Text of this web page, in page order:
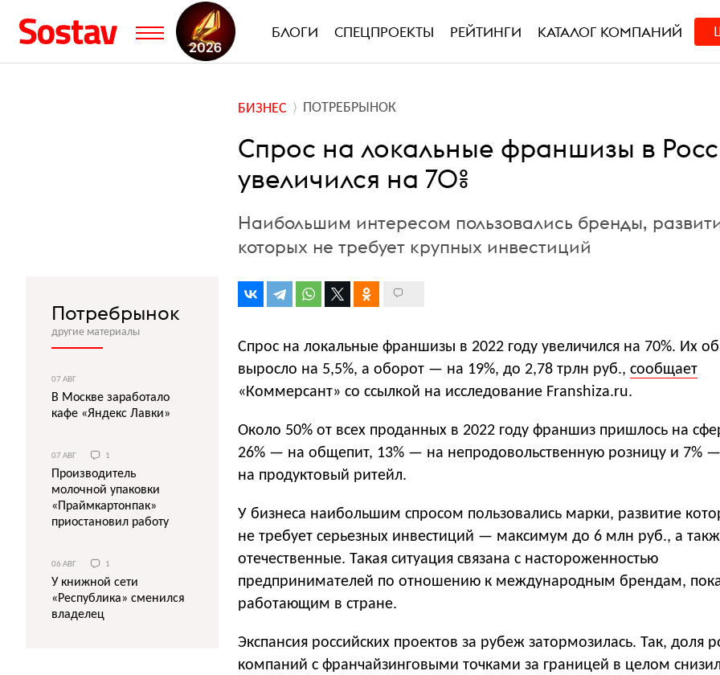
БЛОГИ СПЕЦПРОЕКТЫ РЕЙТИНГИ КАТАЛОГ КОМПАНИЙ
БИЗНЕС ПОТРЕБРЫНОК
Спрос на локальные франшизы в
увеличился на 70%
Наибольшим интересом пользовались бренды,
которых не требует крупных инвестиций
Спрос на локальные франшизы в 2022 году увеличился на 70%. Их
выросло на 5,5%, а оборот — на 19%, до 2,78 трлн руб., сообщает
«Коммерсант» со ссылкой на исследование Franshiza.ru.
Около 50% от всех проданных в 2022 году франшиз пришлось на
26% — на общепит, 13% — на непродовольственную розницу и 7% —
на продуктовый ритейл.
У бизнеса наибольшим спросом пользовались марки, развитие
не требует серьезных инвестиций — максимум до 6 млн руб., а
отечественные. Такая ситуация связана с настороженностью
предпринимателей по отношению к международным брендам,
работающим в стране.
Экспансия российских проектов за рубеж затормозилась. Так, доля
компаний с франчайзинговыми точками за границей в целом
Потребрынок
другие материалы
07 АВГ
В Москве заработало
кафе «Яндекс Лавки»
07 АВГ 1
Производитель
молочной упаковки
«Праймкартонпак»
приостановил работу
06 АВГ 1
У книжной сети
«Республика» сменился
владелец